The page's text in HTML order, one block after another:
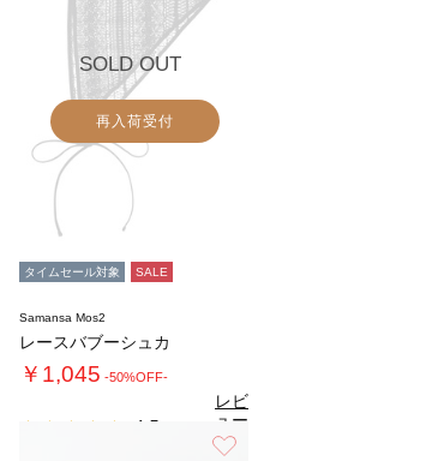
SOLD OUT
再入荷受付
タイムセール対象 SALE
Samansa Mos2
レースバブーシュカ
￥1,045 -50%OFF-
4.5
レビ
ュー
を見